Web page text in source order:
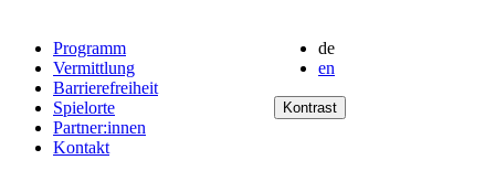
de
en
Kontrast
Programm
Vermittlung
Barrierefreiheit
Spielorte
Partner:innen
Kontakt